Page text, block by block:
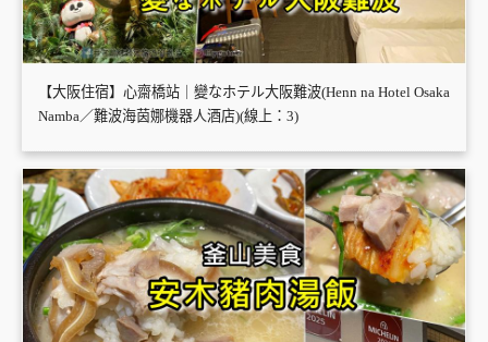
【大阪住宿】心齋橋站｜變なホテル大阪難波(Henn na Hotel Osaka
Namba／難波海茵娜機器人酒店)(線上：3)